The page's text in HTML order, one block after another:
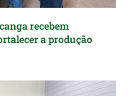
recebem
a produção